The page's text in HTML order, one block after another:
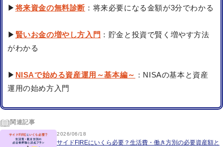
▶将来資金の無料診断 ：将来必要になる金額が3分でわかる
▶ 賢いお金の増やし方入門 ：貯金と投資で賢く増やす方法
がわかる
▶ NISAで始める資産運用～基本編～ ：NISAの基本と資産
運用の始め方入門
関連記事
2026/06/18
サイドFIREにいくら必要？生活費・働き方別の必要資産額と